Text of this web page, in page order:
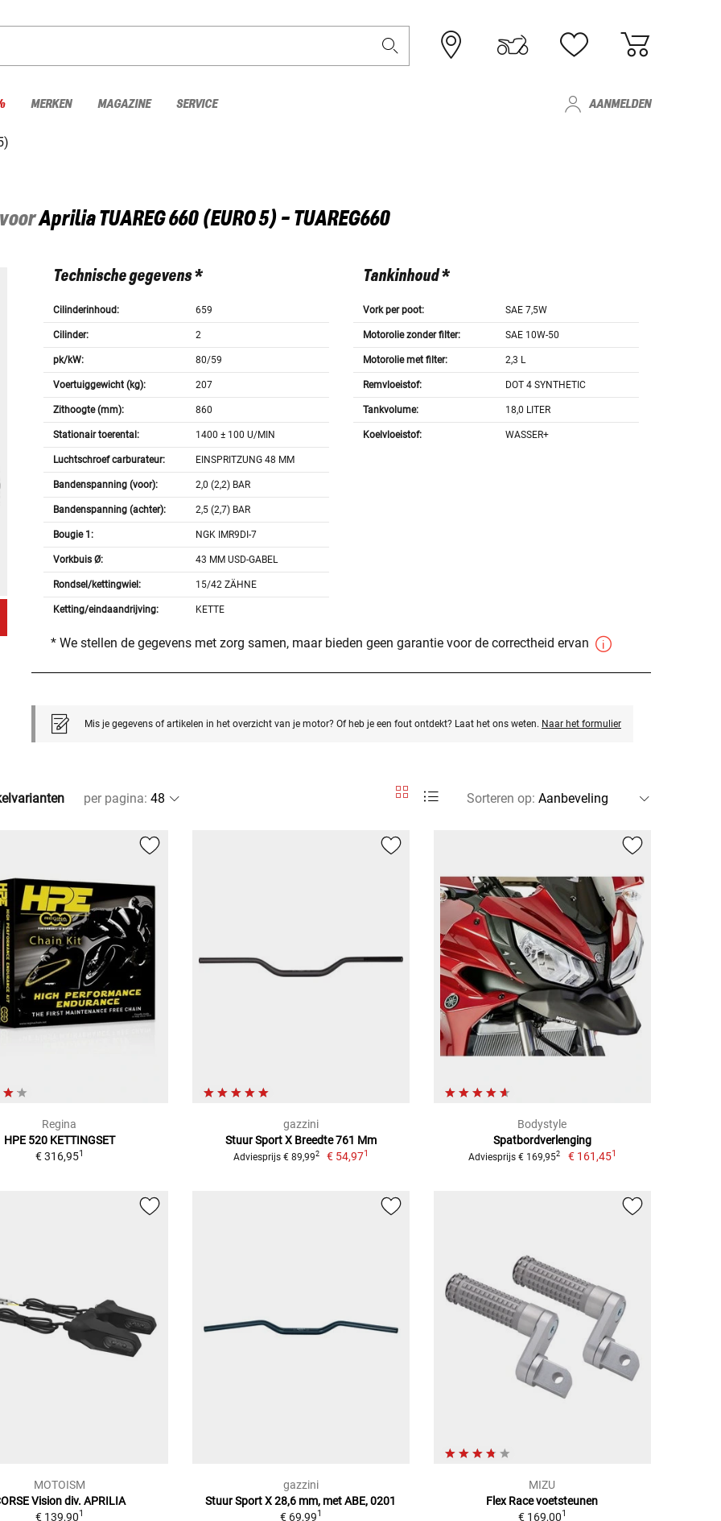
MERKEN MAGAZINE SERVICE AANMELDEN
Aprilia TUAREG 660 (EURO 5) - TUAREG660
Technische gegevens *
Cilinderinhoud: 659
Cilinder: 2
pk/kW: 80/59
Voertuiggewicht (kg): 207
Zithoogte (mm): 860
Stationair toerental: 1400 ± 100 U/MIN
Luchtschroef carburateur: EINSPRITZUNG 48 MM
Bandenspanning (voor): 2,0 (2,2) BAR
Bandenspanning (achter): 2,5 (2,7) BAR
Bougie 1: NGK IMR9DI-7
Vorkbuis Ø: 43 MM USD-GABEL
Rondsel/kettingwiel: 15/42 ZÄHNE
Ketting/eindaandrijving: KETTE
Tankinhoud *
Vork per poot: SAE 7,5W
Motorolie zonder filter: SAE 10W-50
Motorolie met filter: 2,3 L
Remvloeistof: DOT 4 SYNTHETIC
Tankvolume: 18,0 LITER
Koelvloeistof: WASSER+
* We stellen de gegevens met zorg samen, maar bieden geen garantie voor de correctheid ervan
Mis je gegevens of artikelen in het overzicht van je motor? Of heb je een fout ontdekt? Laat het ons weten. Naar het formulier
per pagina: Sorteren op:
Regina
HPE 520 KETTINGSET
€ 316,951
gazzini
Stuur Sport X Breedte 761 Mm
Adviesprijs € 89,992 € 54,971
Bodystyle
Spatbordverlenging
Adviesprijs € 169,952 € 161,451
MOTOISM
Vision div. APRILIA
€ 139,901
gazzini
Stuur Sport X 28,6 mm, met ABE, 0201
€ 69,991
MIZU
Flex Race voetsteunen
€ 169,001